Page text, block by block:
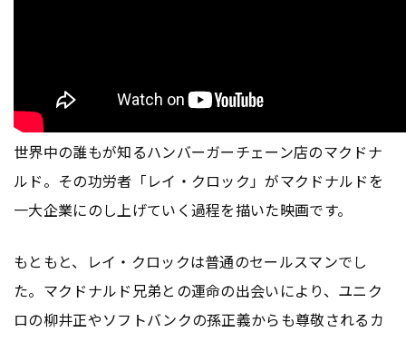
世界中の誰もが知るハンバーガーチェーン店のマクドナ
ルド。その功労者「レイ・クロック」がマクドナルドを
一大企業にのし上げていく過程を描いた映画です。
もともと、レイ・クロックは普通のセールスマンでし
た。マクドナルド兄弟との運命の出会いにより、ユニク
ロの柳井正やソフトバンクの孫正義からも尊敬されるカ